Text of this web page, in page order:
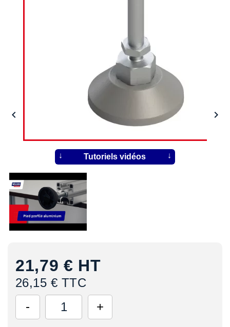
 
Tutoriels vidéos
21,79 € HT
26,15 € TTC